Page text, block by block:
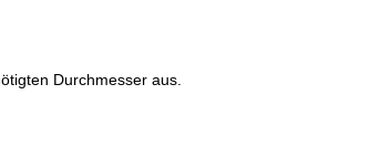
Durchmesser aus.